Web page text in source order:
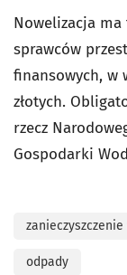
Nowelizacja
sprawców
finansowych, w
złotych.
rzecz
Gospodarki
zanieczyszczenie
odpady